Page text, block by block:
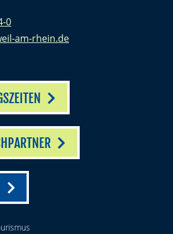
0
am-rhein.de